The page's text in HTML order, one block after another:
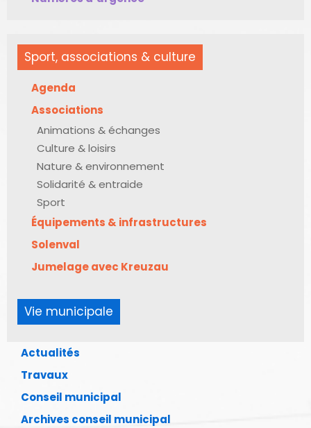
Sport, associations & culture
Agenda
Associations
Animations & échanges
Culture & loisirs
Nature & environnement
Solidarité & entraide
Sport
Équipements & infrastructures
Solenval
Jumelage avec Kreuzau
Vie municipale
Actualités
Travaux
Conseil municipal
Archives conseil municipal